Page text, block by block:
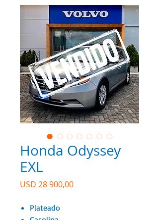
Honda Odyssey
EXL
USD 28 900,00Precio
Plateado